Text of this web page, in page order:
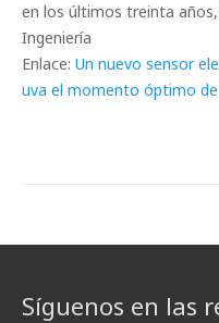
en los últimos treinta
Ingeniería
Enlace: Un nuevo sensor
uva el momento óptimo
Síguenos en las